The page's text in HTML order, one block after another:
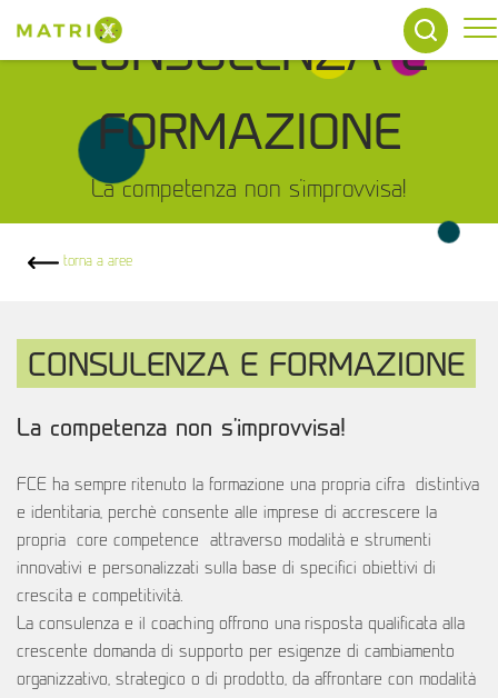
CONSULENZA E
FORMAZIONE
La competenza non s'improvvisa!
torna a aree
CONSULENZA E FORMAZIONE
La competenza non s'improvvisa!
FCE ha sempre ritenuto la formazione una propria cifra distintiva
e identitaria, perchè consente alle imprese di accrescere la
propria core competence attraverso modalità e strumenti
innovativi e personalizzati sulla base di specifici obiettivi di
crescita e competitività.
La consulenza e il coaching offrono una risposta qualificata alla
crescente domanda di supporto per esigenze di cambiamento
organizzativo, strategico o di prodotto, da affrontare con modalità